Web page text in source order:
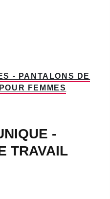
- PANTALONS DE
FEMMES
-
TRAVAIL